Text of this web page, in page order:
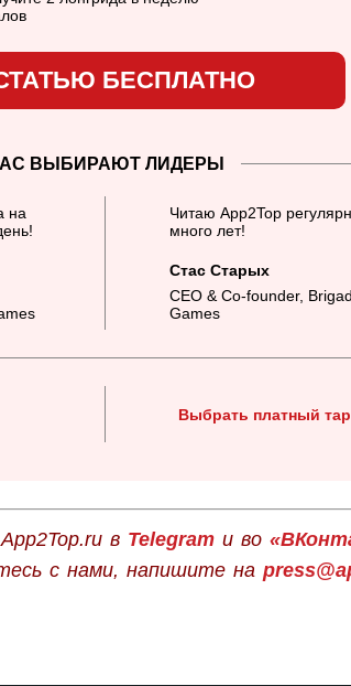
БЕСПЛАТНО
ВЫБИРАЮТ ЛИДЕРЫ
на
Читаю App2Top
много лет!
Стас Старых
CEO & Co-founder,
Games
Выбрать платный
в Telegramи во
с нами, напишите на